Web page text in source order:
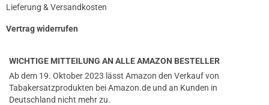
Lieferung & Versandkosten
Vertrag widerrufen
WICHTIGE MITTEILUNG AN ALLE AMAZON BESTELLER
Ab dem 19. Oktober 2023 lässt Amazon den Verkauf von
Tabakersatzprodukten bei Amazon.de und an Kunden in
Deutschland nicht mehr zu.